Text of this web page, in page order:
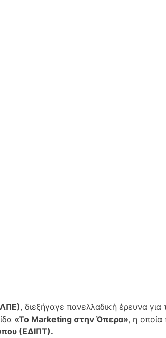
, διεξήγαγε πανελλαδική έρευνα για
«Το Marketing στην Όπερα», η οποία
(ΕΔΙΠΤ).